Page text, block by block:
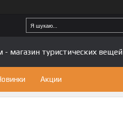
- магазин туристических вещей
Акции